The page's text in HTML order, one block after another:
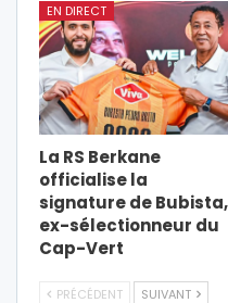
EN DIRECT
La RS Berkane
officialise la
signature de Bubista,
ex-sélectionneur du
Cap-Vert
PRÉCÉDENT SUIVANT